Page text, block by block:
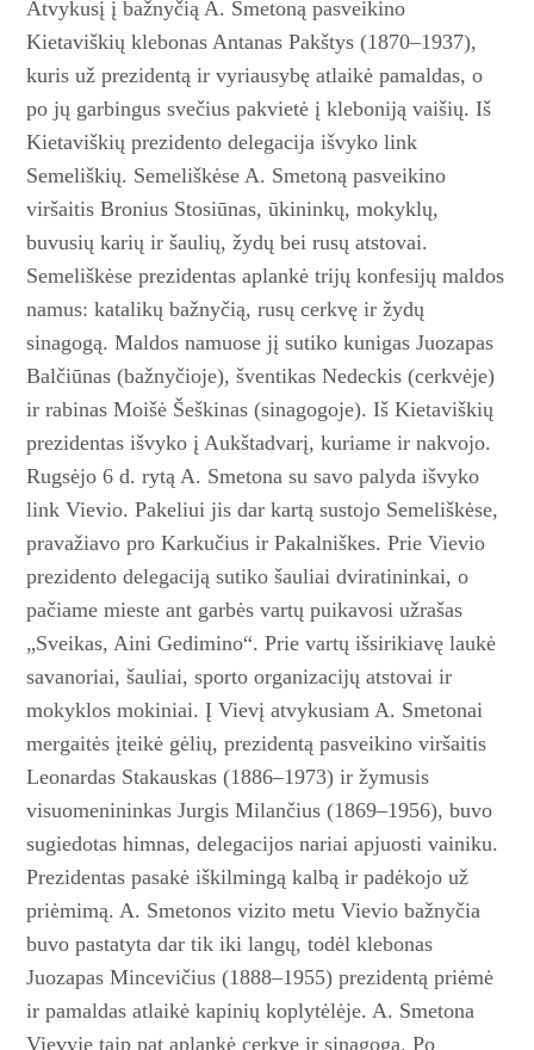
Atvykusį į bažnyčią A. Smetoną pasveikino
Kietaviškių klebonas Antanas Pakštys (1870–1937),
kuris už prezidentą ir vyriausybę atlaikė pamaldas, o
po jų garbingus svečius pakvietė į kleboniją vaišių. Iš
Kietaviškių prezidento delegacija išvyko link
Semeliškių. Semeliškėse A. Smetoną pasveikino
viršaitis Bronius Stosiūnas, ūkininkų, mokyklų,
buvusių karių ir šaulių, žydų bei rusų atstovai.
Semeliškėse prezidentas aplankė trijų konfesijų maldos
namus: katalikų bažnyčią, rusų cerkvę ir žydų
sinagogą. Maldos namuose jį sutiko kunigas Juozapas
Balčiūnas (bažnyčioje), šventikas Nedeckis (cerkvėje)
ir rabinas Moišė Šeškinas (sinagogoje). Iš Kietaviškių
prezidentas išvyko į Aukštadvarį, kuriame ir nakvojo.
Rugsėjo 6 d. rytą A. Smetona su savo palyda išvyko
link Vievio. Pakeliui jis dar kartą sustojo Semeliškė­se,
pravažiavo pro Karkučius ir Pakalniškes. Prie Vievio
prezidento delegaciją sutiko šauliai dviratininkai, o
pačiame mieste ant garbės vartų puikavosi užrašas
„Sveikas, Aini Gedimino“. Prie vartų išsirikiavę laukė
savanoriai, šauliai, sporto organizacijų atstovai ir
mokyklos mokiniai. Į Vievį atvykusiam A. Smetonai
mergaitės įteikė gėlių, prezidentą pasveikino viršaitis
Leo­nardas Stakauskas (1886–1973) ir žymusis
visuomenininkas Jurgis Milančius (1869–1956), buvo
sugiedotas himnas, delegacijos nariai apjuosti vainiku.
Prezidentas pasakė iškilmingą kalbą ir padėkojo už
priėmimą. A. Smetonos vizito metu Vievio bažnyčia
buvo pastatyta dar tik iki langų, todėl klebonas
Juozapas Mincevičius (1888–1955) prezidentą priėmė
ir pamaldas atlaikė kapinių koplytėlėje. A. Smetona
Vievyje taip pat aplankė cerkvę ir sinagogą. Po